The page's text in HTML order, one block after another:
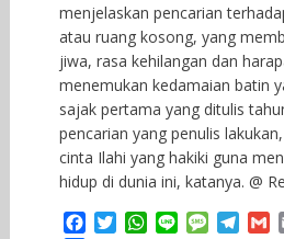
menjelaskan pencarian
atau ruang kosong, yang
jiwa, rasa kehilangan dan
menemukan kedamaian batin
sajak pertama yang ditulis
pencarian yang penulis
cinta Ilahi yang hakiki guna
hidup di dunia ini, katanya. @
W
M